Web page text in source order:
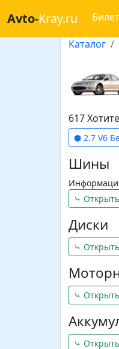
Avto-Kray.ru
Каталог
617
⬢ 2.7 V6
Шины
⤷
Диски
⤷
⤷
⤷